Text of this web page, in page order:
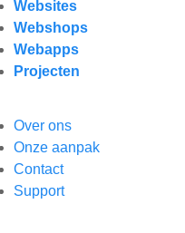
Websites
Webshops
Webapps
Projecten
Over ons
Onze aanpak
Contact
Support